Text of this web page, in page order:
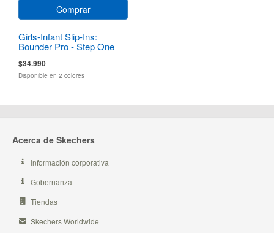
Comprar
Girls-Infant Slip-Ins:
Bounder Pro - Step One
$34.990
Disponible en 2 colores
Acerca de Skechers
Información corporativa
Gobernanza
Tiendas
Skechers Worldwide